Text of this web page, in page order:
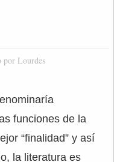
por Lourdes
funciones de la
“finalidad” y así
la literatura es